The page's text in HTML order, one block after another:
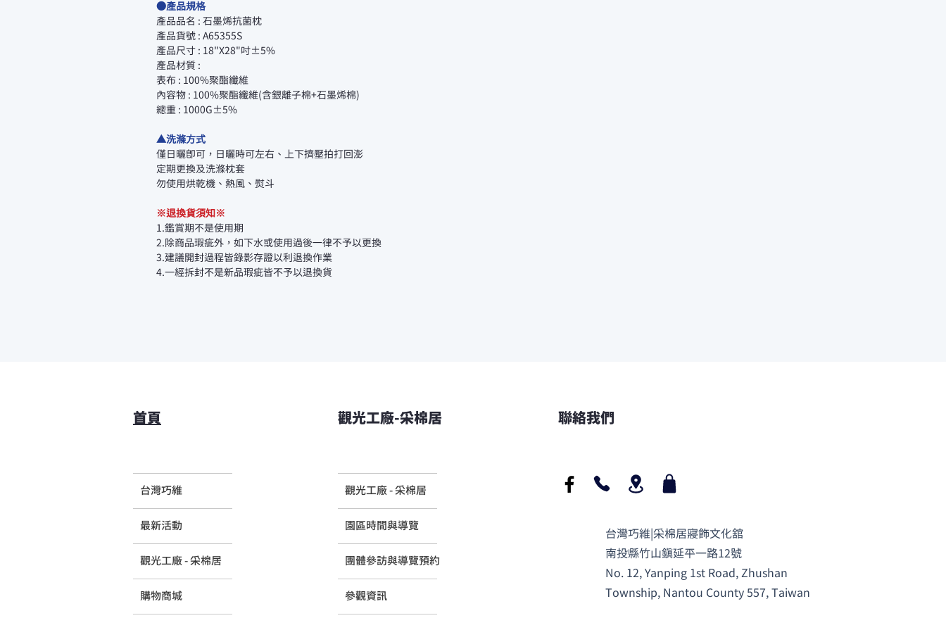
●產品規格
產品品名 : 石墨烯抗菌枕
產品貨號 : A65355S
產品尺寸 : 18"X28"吋±5%
產品材質 :
表布 : 100%聚酯纖維
內容物 : 100%聚酯纖維(含銀離子棉+石墨烯棉)
總重 : 1000G±5%
▲洗滌方式
僅日曬即可，日曬時可左右、上下擠壓拍打回澎
定期更換及洗滌枕套
勿使用烘乾機、熱風、熨斗
※退換貨須知※
1.鑑賞期不是使用期
2.除商品瑕疵外，如下水或使用過後一律不予以更換
3.建議開封過程皆錄影存證以利退換作業
4.一經拆封不是新品瑕疵皆不予以退換貨
首頁
台灣巧維
最新活動
觀光工廠 - 采棉居
購物商城
觀光工廠-采棉居
觀光工廠 - 采棉居
​園區時間與導覽
團體參訪與導覽預約
參觀資訊
聯絡我們
台灣巧維|采棉居寢飾文化舘
南投縣竹山鎮延平一路12號
No. 12, Yanping 1st Road, Zhushan
Township, Nantou County 557, Taiwan